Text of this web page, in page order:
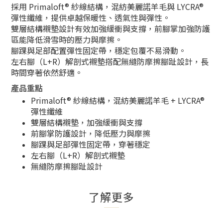
採用 Primaloft® 紗線結構，混紡美麗諾羊毛與 LYCRA®
彈性纖維，提供卓越保暖性、透氣性與彈性。
雙層結構襯墊設計有效加強緩衝與支撐，前腳掌加強防護
區能降低滑雪時的壓力與摩擦。
腳踝與足部配置彈性固定帶，穩定包覆不易滑動。
左右腳（L+R）解剖式襯墊搭配無縫防摩擦腳趾設計，長
時間穿著依然舒適。
產品重點
Primaloft® 紗線結構，混紡美麗諾羊毛 + LYCRA®
彈性纖維
雙層結構襯墊，加強緩衝與支撐
前腳掌防護設計，降低壓力與摩擦
腳踝與足部彈性固定帶，穿著穩定
左右腳（L+R）解剖式襯墊
無縫防摩擦腳趾設計
了解更多